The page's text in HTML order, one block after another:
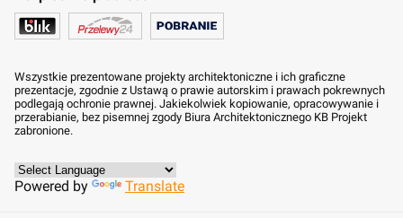
Wszystkie prezentowane projekty architektoniczne i ich graficzne
prezentacje, zgodnie z Ustawą o prawie autorskim i prawach pokrewnych
podlegają ochronie prawnej. Jakiekolwiek kopiowanie, opracowywanie i
przerabianie, bez pisemnej zgody Biura Architektonicznego KB Projekt
zabronione.
Powered by Translate